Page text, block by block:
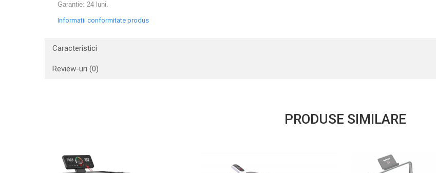
Garantie: 24 luni.
Informatii conformitate produs
Caracteristici
Review-uri (0)
PRODUSE SIMILARE